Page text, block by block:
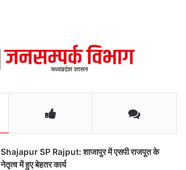
Shajapur SP Rajput: शाजापुर में एसपी राजपूत के
नेतृत्व में हुए बेहतर कार्य